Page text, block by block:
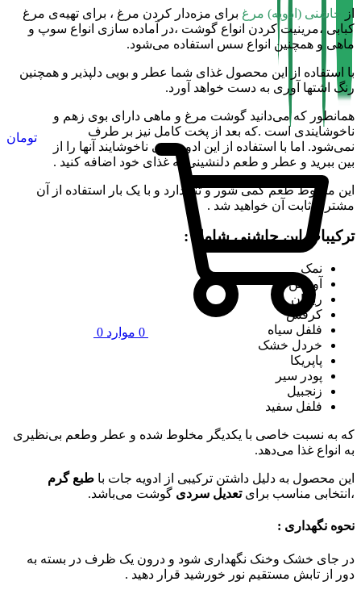
0 موارد 0
تومان
از چاشنی (ادویه) مرغ برای مزه‌دار کردن مرغ ، برای تهیه‌ی مرغ
کبابی ،مرینیت کردن انواع گوشت ،در آماده سازی انواع سوپ و
ماهی و همچنین انواع سس استفاده می‌شود.
با استفاده از این محصول غذای شما عطر و بویی دلپذیر و همچنین
رنگ اشتها آوری به دست خواهد آورد.
همانطور که می‌دانید گوشت مرغ و ماهی دارای بوی زهم و
ناخوشایندی است .که بعد از پخت کامل نیز بر طرف
نمی‌شود. اما با استفاده از این ادویه بوی ناخوشایند آنها را از
بین ببرید و عطر و طعم دلنشینی به غذای خود اضافه کنید .
این مخلوط طعم کمی شور و تند دارد و با یک بار استفاده از آن
مشتری ثابت آن خواهید شد .
ترکیبات این چاشنی شامل :
نمک
آویشن
ریحان
کرفس
فلفل سیاه
خردل خشک
پاپریکا
پودر سیر
زنجبیل
فلفل سفید
که به نسبت خاصی با یکدیگر مخلوط شده و عطر وطعم بی‌نظیری
به انواع غذا می‌دهد.
این محصول به دلیل داشتن ترکیبی از ادویه جات با طبع گرم
،انتخابی مناسب برایتعدیل سردی گوشت می‌باشد.
نحوه نگهداری :
در جای خشک وخنک نگهداری شود و درون یک ظرف در بسته به
دور از تابش مستقیم نور خورشید قرار دهید .